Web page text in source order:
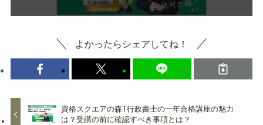
よかったらシェアしてね！
資格スクエアの森T行政書士の一年合格講座の魅力
は？受講の前に確認すべき事項とは？